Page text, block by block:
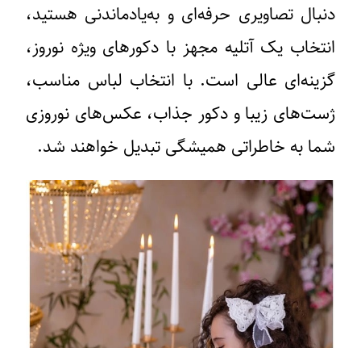
دنبال تصاویری حرفه‌ای و به‌یادماندنی هستید،
انتخاب یک آتلیه مجهز با دکورهای ویژه نوروز،
گزینه‌ای عالی است. با انتخاب لباس مناسب،
ژست‌های زیبا و دکور جذاب، عکس‌های نوروزی
شما به خاطراتی همیشگی تبدیل خواهند شد.